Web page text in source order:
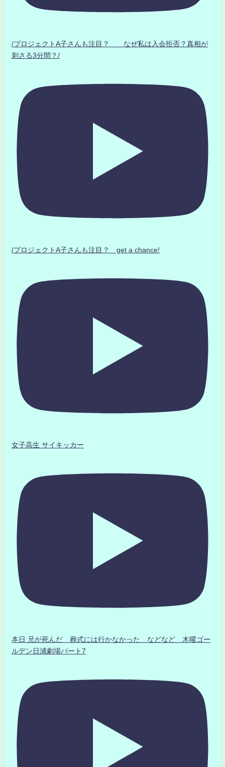
/プロジェクトA子さんも注目？ なぜ私は入会拒否？真相が
刺さる3分間？/
/プロジェクトA子さんも注目？ get a chance!
女子高生 サイキッカー
本日 兄が死んだ 葬式には行かなかった などなど 木曜ゴー
ルデン日浦劇場パート7